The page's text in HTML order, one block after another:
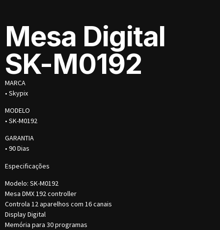
Mesa Digital
SK-M0192
MARCA
• Skypix
MODELO
• SK-M0192
GARANTIA
• 90 Dias
Especificações
Modelo: SK-M0192
Mesa DMX 192 controller
Controla 12 aparelhos com 16 canais
Display Digital
Memória para 30 programas